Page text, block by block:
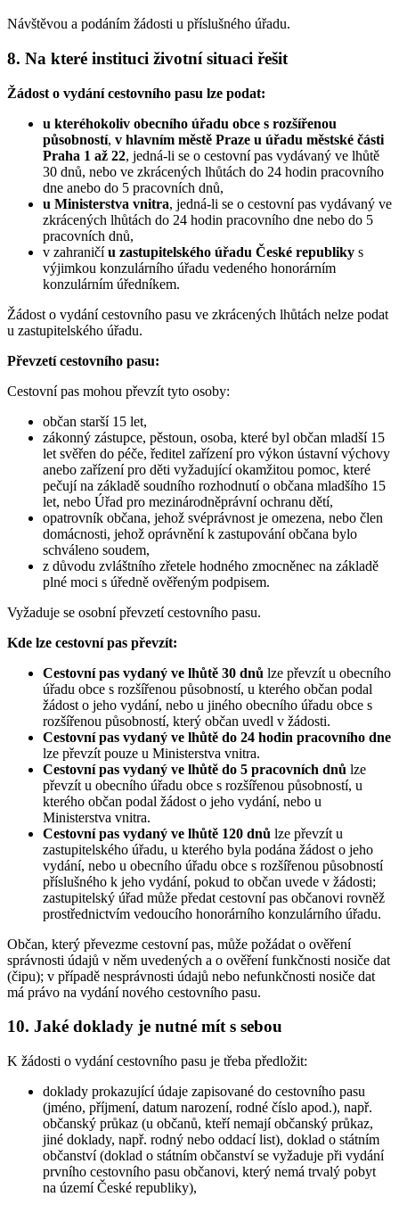
Návštěvou a podáním žádosti u příslušného úřadu.
8. Na které instituci životní situaci řešit
Žádost o vydání cestovního pasu lze podat:
u kteréhokoliv obecního úřadu obce s rozšířenou
působností, v hlavním městě Praze u úřadu městské části
Praha 1 až 22, jedná-li se o cestovní pas vydávaný ve lhůtě
30 dnů, nebo ve zkrácených lhůtách do 24 hodin pracovního
dne anebo do 5 pracovních dnů,
u Ministerstva vnitra, jedná-li se o cestovní pas vydávaný ve
zkrácených lhůtách do 24 hodin pracovního dne nebo do 5
pracovních dnů,
v zahraničíu zastupitelského úřadu České republiky s
výjimkou konzulárního úřadu vedeného honorárním
konzulárním úředníkem.
Žádost o vydání cestovního pasu ve zkrácených lhůtách nelze podat
u zastupitelského úřadu.
Převzetí cestovního pasu:
Cestovní pas mohou převzít tyto osoby:
občan starší 15 let,
zákonný zástupce, pěstoun, osoba, které byl občan mladší 15
let svěřen do péče, ředitel zařízení pro výkon ústavní výchovy
anebo zařízení pro děti vyžadující okamžitou pomoc, které
pečují na základě soudního rozhodnutí o občana mladšího 15
let, nebo Úřad pro mezinárodněprávní ochranu dětí,
opatrovník občana, jehož svéprávnost je omezena, nebo člen
domácnosti, jehož oprávnění k zastupování občana bylo
schváleno soudem,
z důvodu zvláštního zřetele hodného zmocněnec na základě
plné moci s úředně ověřeným podpisem.
Vyžaduje se osobní převzetí cestovního pasu.
Kde lze cestovní pas převzít:
Cestovní pas vydaný ve lhůtě 30 dnů lze převzít u obecního
úřadu obce s rozšířenou působností, u kterého občan podal
žádost o jeho vydání, nebo u jiného obecního úřadu obce s
rozšířenou působností, který občan uvedl v žádosti.
Cestovní pas vydaný ve lhůtě do 24 hodin pracovního dne
lze převzít pouze u Ministerstva vnitra.
Cestovní pas vydaný ve lhůtě do 5 pracovních dnů lze
převzít u obecního úřadu obce s rozšířenou působností, u
kterého občan podal žádost o jeho vydání, nebo u
Ministerstva vnitra.
Cestovní pas vydaný ve lhůtě 120 dnů lze převzít u
zastupitelského úřadu, u kterého byla podána žádost o jeho
vydání, nebo u obecního úřadu obce s rozšířenou působností
příslušného k jeho vydání, pokud to občan uvede v žádosti;
zastupitelský úřad může předat cestovní pas občanovi rovněž
prostřednictvím vedoucího honorárního konzulárního úřadu.
Občan, který převezme cestovní pas, může požádat o ověření
správnosti údajů v něm uvedených a o ověření funkčnosti nosiče dat
(čipu); v případě nesprávnosti údajů nebo nefunkčnosti nosiče dat
má právo na vydání nového cestovního pasu.
10. Jaké doklady je nutné mít s sebou
K žádosti o vydání cestovního pasu je třeba předložit:
doklady prokazující údaje zapisované do cestovního pasu
(jméno, příjmení, datum narození, rodné číslo apod.), např.
občanský průkaz (u občanů, kteří nemají občanský průkaz,
jiné doklady, např. rodný nebo oddací list), doklad o státním
občanství (doklad o státním občanství se vyžaduje při vydání
prvního cestovního pasu občanovi, který nemá trvalý pobyt
na území České republiky),